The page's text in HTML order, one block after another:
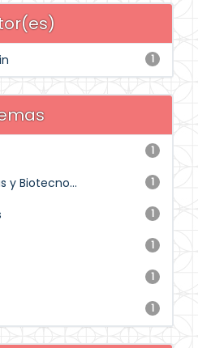
1
1
1
y Biotecno...
1
1
1
1